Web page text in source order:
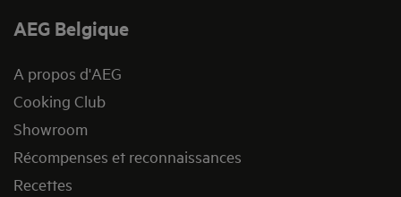
AEG Belgique
A propos d'AEG
Cooking Club
Showroom
Récompenses et reconnaissances
Recettes